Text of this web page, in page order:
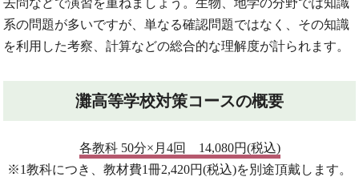
系の問題が多いですが、単なる確認問題ではなく、その知識
を利用した考察、計算などの総合的な理解度が計られます。
灘高等学校対策コースの概要
各教科 50分×月4回 14,080円(税込)
※1教科につき、教材費1冊2,420円(税込)を別途頂戴します。